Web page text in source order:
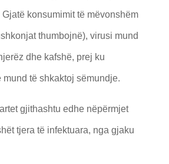
konsumimit të mëvonshëm
thumbojnë), virusi mund
dhe kafshë, prej ku
mund të shkaktoj sëmundje.
gjithashtu edhe nëpërmjet
tjera të infektuara, nga gjaku